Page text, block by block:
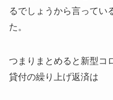
るでしょうから言ってい
た。
つまりまとめると新型コ
貸付の繰り上げ返済は